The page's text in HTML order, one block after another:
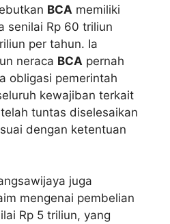
BCA memiliki
senilai Rp 60 triliun
per tahun. Ia
neraca BCA pernah
obligasi pemerintah
kewajiban terkait
tuntas diselesaikan
dengan ketentuan
juga
mengenai pembelian
Rp 5 triliun, yang